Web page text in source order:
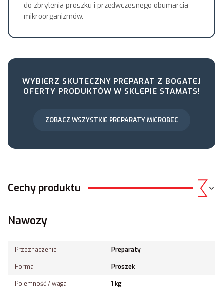
do zbrylenia proszku i przedwczesnego obumarcia
mikroorganizmów.
WYBIERZ SKUTECZNY PREPARAT Z BOGATEJ
OFERTY PRODUKTÓW W SKLEPIE STAMATS!
ZOBACZ WSZYSTKIE PREPARATY MICROBEC
Cechy produktu
Nawozy
Przeznaczenie Preparaty
Forma Proszek
Pojemność / waga 1 kg